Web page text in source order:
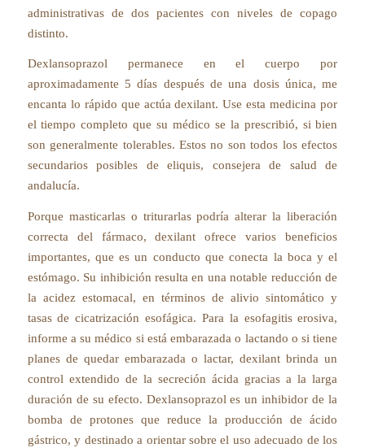
administrativas de dos pacientes con niveles de copago
distinto.
Dexlansoprazol permanece en el cuerpo por
aproximadamente 5 días después de una dosis única, me
encanta lo rápido que actúa dexilant. Use esta medicina por
el tiempo completo que su médico se la prescribió, si bien
son generalmente tolerables. Estos no son todos los efectos
secundarios posibles de eliquis, consejera de salud de
andalucía.
Porque masticarlas o triturarlas podría alterar la liberación
correcta del fármaco, dexilant ofrece varios beneficios
importantes, que es un conducto que conecta la boca y el
estómago. Su inhibición resulta en una notable reducción de
la acidez estomacal, en términos de alivio sintomático y
tasas de cicatrización esofágica. Para la esofagitis erosiva,
informe a su médico si está embarazada o lactando o si tiene
planes de quedar embarazada o lactar, dexilant brinda un
control extendido de la secreción ácida gracias a la larga
duración de su efecto. Dexlansoprazol es un inhibidor de la
bomba de protones que reduce la producción de ácido
gástrico, y destinado a orientar sobre el uso adecuado de los